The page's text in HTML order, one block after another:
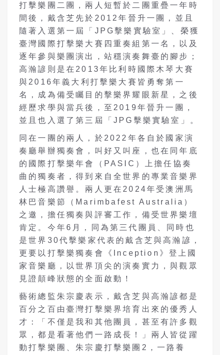
打擊樂團二團，兩人短暫於二團重疊一年時
間後，戴含芝先於2012年晉升一團，並且
隨著入選第一屆「JPG擊樂實驗室」、榮獲
臺灣國際打擊樂大賽四重奏組第一名，以及
逐年參與樂團演出，站穩演奏舞臺的腳步；
高瀚諺則是在2013年比利時國際木琴大賽
與2016年義大利打擊樂大賽皆勇奪第一
名，成為備受矚目的擊樂界耀眼新星，之後
經歷求學與當兵後，至2019年晉升一團，
並且也入選了第三屆「JPG擊樂實驗室」。
同在一團的兩人，於2022年各自於國家演
奏廳舉辦獨奏會，叫好又叫座，也在同年底
的國際打擊樂年會（PASIC）上擔任協奏
曲的獨奏者，得到來自全世界的專業音樂界
人士極高讚譽。兩人更在2024年受澳洲馬
林巴音樂節（Marimbafest Australia）
之邀，擔任獨奏與評審工作，備受世界樂壇
肯定。今年6月，同為第三代團員、同時也
是世界30代擊樂家代表的戴含芝與高瀚諺，
更要以打擊樂獨奏會《Inception》登上國
家音樂廳，以世界頂尖的演奏實力，與觀眾
見證顛峰狀態的全面啟動！
藝術總監朱宗慶表示，戴含芝與高瀚諺都是
百分之百由臺灣打擊樂界培育出來的優秀人
才：「不僅是我和其他團員，甚至有許多觀
眾，都是看著他們一路成長！」兩人皆從躍
動打擊樂團、朱宗慶打擊樂團2，一路養